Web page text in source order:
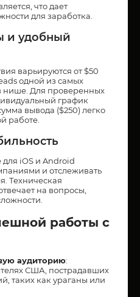
что дает
для заработка.
и удобный
варьируются от $50
одной из самых
нише. Для проверенных
график
вывода ($250) легко
работе.
iOS и Android
и отслеживать
Техническая
на вопросы,
работы с
аудиторию:
США, пострадавших
таких как ураганы или